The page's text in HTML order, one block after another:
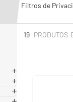
Filtros de
19 PRODUTOS